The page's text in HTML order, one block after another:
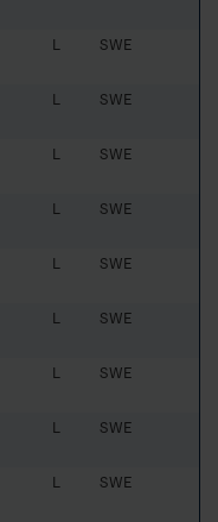
L SWE
L SWE
L SWE
L SWE
L SWE
L SWE
L SWE
L SWE
L SWE